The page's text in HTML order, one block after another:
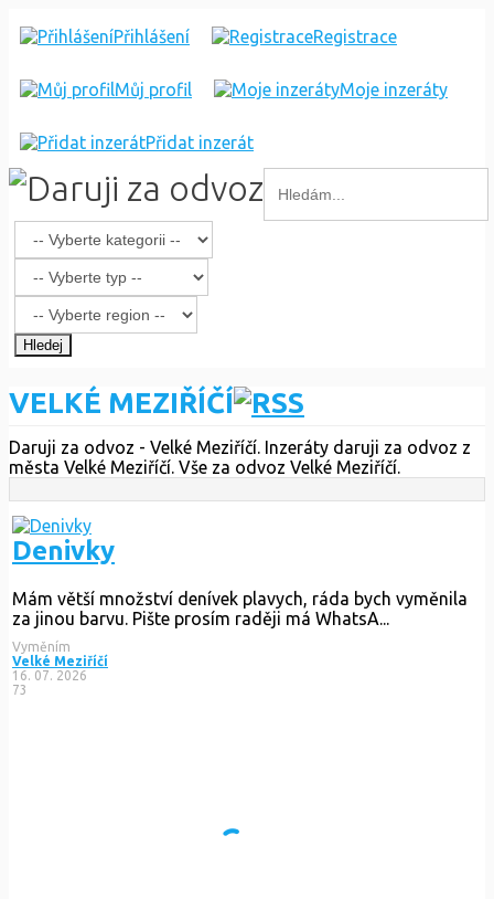
Přihlášení Registrace
Můj profil Moje inzeráty
Přidat inzerát
Hledej
VELKÉ MEZIŘÍČÍ
Daruji za odvoz - Velké Meziříčí. Inzeráty daruji za odvoz z
města Velké Meziříčí. Vše za odvoz Velké Meziříčí.
Denivky
Mám větší množství denívek plavych, ráda bych vyměnila
za jinou barvu. Pište prosím raději má WhatsA...
Vyměním
Velké Meziříčí
16. 07. 2026
73